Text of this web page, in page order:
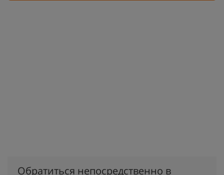
Обратиться непосредственно в